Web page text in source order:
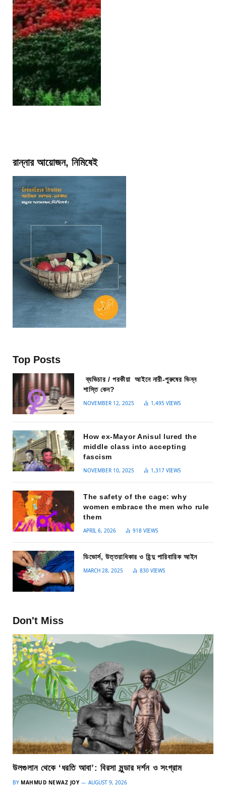
রান্নার আয়োজন, নিমিষেই
Top Posts
ব্যভিচার / পরকীয়া আইনে নারী-পুরুষের ভিন্ন
শাস্তি কেন?
NOVEMBER 12, 2025 1,495 VIEWS
How ex-Mayor Anisul lured the
middle class into accepting
fascism
NOVEMBER 10, 2025 1,317 VIEWS
The safety of the cage: why
women embrace the men who rule
them
APRIL 6, 2026 918 VIEWS
ডিভোর্স, উত্তরাধিকার ও হিন্দু পারিবারিক আইন
MARCH 28, 2025 830 VIEWS
Don't Miss
উলগুলান থেকে ‘ধরতি আবা’: বিরসা মুন্ডার দর্শন ও সংগ্রাম
BY MAHMUD NEWAZ JOY AUGUST 9, 2026